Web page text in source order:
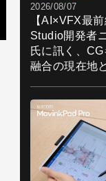
2026/08/07
【AI×VFX最
Studio開発者
氏に訊く、
融合の現在地